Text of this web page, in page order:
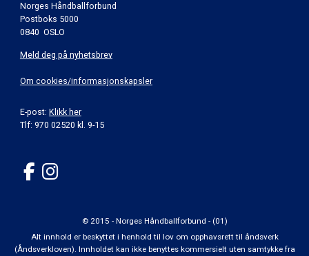
Norges Håndballforbund
Postboks 5000
0840 OSLO
Meld deg på nyhetsbrev
Om cookies/informasjonskapsler
E-post: Klikk her
Tlf: 970 02520 kl. 9-15
© 2015 - Norges Håndballforbund - (01)
Alt innhold er beskyttet i henhold til lov om opphavsrett til åndsverk
(Åndsverkloven). Innholdet kan ikke benyttes kommersielt uten samtykke fra